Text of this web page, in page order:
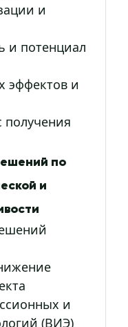
и
и потенциал
эффектов и
получения
по
и
и
(ВИЭ)